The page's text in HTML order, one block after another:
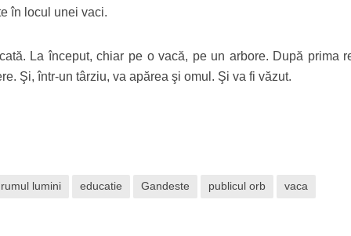
în locul unei vaci.
La început, chiar pe o vacă, pe un arbore. După prima
Şi, într-un târziu, va apărea şi omul. Şi va fi văzut.
lumini educatie Gandeste publicul orb vaca